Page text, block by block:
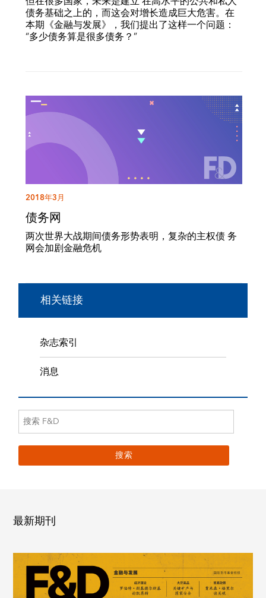
债务基础之上的，而这会对增长造成巨大危害。在
本期《金融与发展》，我们提出了这样一个问题：
“多少债务算是很多债务？”
2018年3月
债务网
两次世界大战期间债务形势表明，复杂的主权债 务
网会加剧金融危机
相关链接
杂志索引
消息
最新期刊